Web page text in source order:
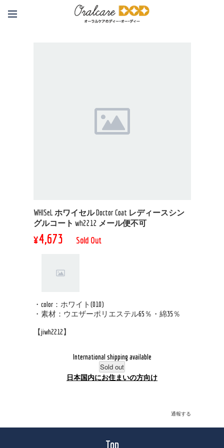
WHISeL ホワイセル Doctor Coat レディースシン
グルコート wh2212 メール便不可
¥4,673 Sold Out
・color：ホワイト(010)
・素材：ウエザーポリエステル65％・綿35％
【jiwh2212】
International shipping available
Sold out
日本国内にお住まいの方向け
通報する
Top